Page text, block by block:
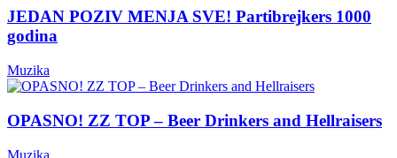
JEDAN POZIV MENJA SVE! Partibrejkers 1000
godina
Muzika
OPASNO! ZZ TOP – Beer Drinkers and Hellraisers
Muzika